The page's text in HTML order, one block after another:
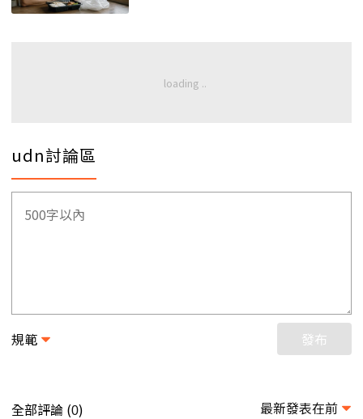
udn討論區
規範 發布
全部評論 (0) 最新發表在前